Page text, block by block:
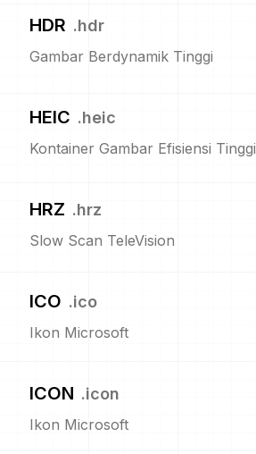
HDR .hdr
Gambar Berdynamik Tinggi
HEIC .heic
Kontainer Gambar Efisiensi Tinggi
HRZ .hrz
Slow Scan TeleVision
ICO .ico
Ikon Microsoft
ICON .icon
Ikon Microsoft